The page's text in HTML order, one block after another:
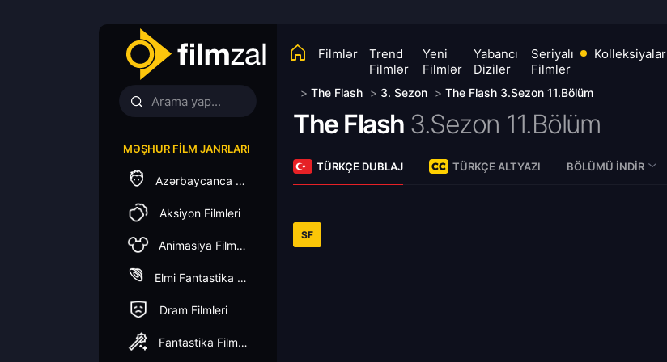
Filmlər
Trend
Filmlər
Yeni
Filmlər
Yabancı
Diziler
Seriyalı
Filmler
Kolleksiyalar
MƏŞHUR FILM JANRLARI
Azərbaycanca Dublaj
Aksiyon Filmleri
Animasiya Filmleri
Elmi Fantastika Filmleri
Dram Filmleri
Fantastika Filmleri
> The Flash > 3. Sezon > The Flash 3.Sezon 11.Bölüm
The Flash 3.Sezon 11.Bölüm
TÜRKÇE DUBLAJ TÜRKÇE ALTYAZI BÖLÜMÜ İNDIR
SF